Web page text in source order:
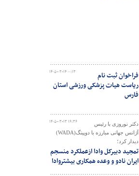
۱۴۰۵-۰۳-۱۴ ۰۰:۱۳
فراخوان ثبت نام
ریاست هیات پزشکی ورزشی استان
فارس
۱۴۰۵-۰۳-۱۳ ۱۶:۳۶
دکتر نوروزی با رئیس
آژانس جهانی مبارزه با دوپینگ(WADA)
دیدار کرد؛
تمجید دبیرکل وادا ازعملکرد منسجم
ایران نادو و وعده همکاری بیشتروادا